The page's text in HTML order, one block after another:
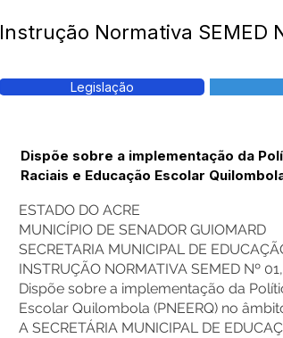
Instrução Normativa SEMED
Legislação
Dispõe sobre a implementação da
Raciais e Educação Escolar Quilombola
ESTADO DO ACRE
MUNICÍPIO DE SENADOR GUIOMARD
SECRETARIA MUNICIPAL DE
INSTRUÇÃO NORMATIVA SEMED Nº
Dispõe sobre a implementação da
Escolar Quilombola (PNEERQ) no
A SECRETÁRIA MUNICIPAL DE